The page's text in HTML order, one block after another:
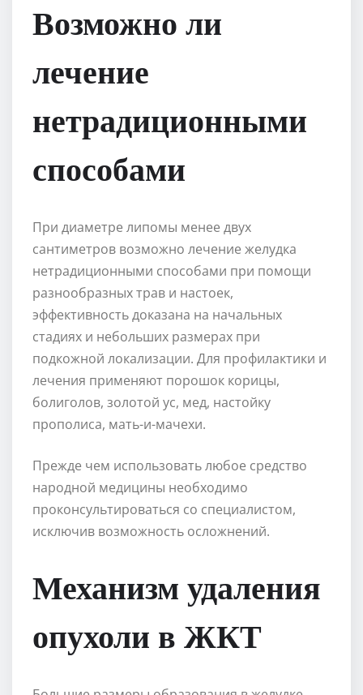
Возможно ли
лечение
нетрадиционными
способами
При диаметре липомы менее двух
сантиметров возможно лечение желудка
нетрадиционными способами при помощи
разнообразных трав и настоек,
эффективность доказана на начальных
стадиях и небольших размерах при
подкожной локализации. Для профилактики и
лечения применяют порошок корицы,
болиголов, золотой ус, мед, настойку
прополиса, мать-и-мачехи.
Прежде чем использовать любое средство
народной медицины необходимо
проконсультироваться со специалистом,
исключив возможность осложнений.
Механизм удаления
опухоли в ЖКТ